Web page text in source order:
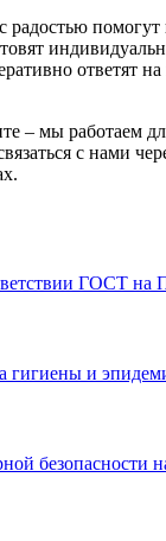
помогут
ответят на
– мы работаем
с нами
ГОСТ
гигиены и